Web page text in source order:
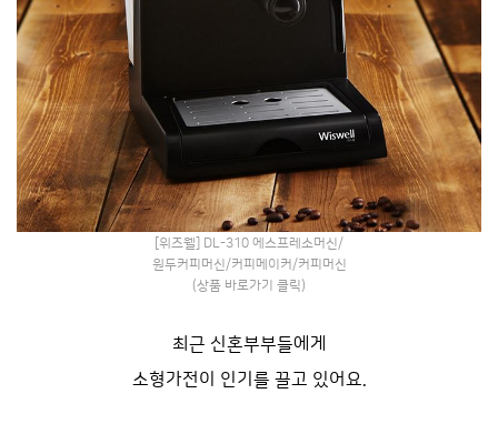
[위즈웰] DL-310 에스프레소머신/
원두커피머신/커피메이커/커피머신
(상품 바로가기 클릭)
최근 신혼부부들에게
소형가전이 인기를 끌고 있어요.